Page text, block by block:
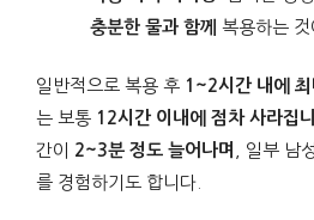
충분한 물과 함께 복용하는 것
일반적으로 복용 후 1~2시간 내에
는 보통 12시간 이내에 점차 사라집
간이 2~3분 정도 늘어나며 , 일부 남
를 경험하기도 합니다.